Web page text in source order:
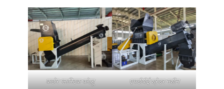
कठोर प्लास्टिक कोल्हू एचडीपीई श्रेडर मशीन